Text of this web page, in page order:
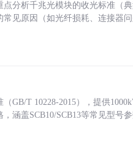
分析千兆光模块的收光标准（
见原因（如光纤损耗、连接器
GB/T 10228-2015），提供
涵盖SCB10/SCB13等常见型号